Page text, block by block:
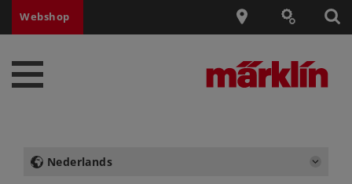
Webshop
Nederlands